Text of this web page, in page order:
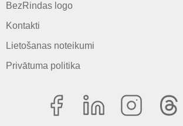
BezRindas logo
Kontakti
Lietošanas noteikumi
Privātuma politika